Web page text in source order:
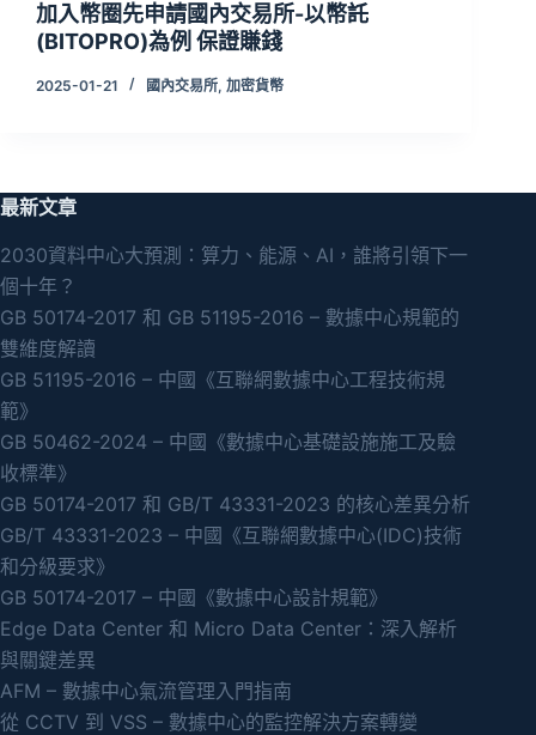
加入幣圈先申請國內交易所-以幣託
(BITOPRO)為例 保證賺錢
2025-01-21 國內交易所, 加密貨幣
最新文章
2030資料中心大預測：算力、能源、AI，誰將引領下一
個十年？
GB 50174-2017 和 GB 51195-2016 – 數據中心規範的
雙維度解讀
GB 51195-2016 – 中國《互聯網數據中心工程技術規
範》
GB 50462-2024 – 中國《數據中心基礎設施施工及驗
收標準》
GB 50174-2017 和 GB/T 43331-2023 的核心差異分析
GB/T 43331-2023 – 中國《互聯網數據中心(IDC)技術
和分級要求》
GB 50174-2017 – 中國《數據中心設計規範》
Edge Data Center 和 Micro Data Center：深入解析
與關鍵差異
AFM – 數據中心氣流管理入門指南
從 CCTV 到 VSS – 數據中心的監控解決方案轉變